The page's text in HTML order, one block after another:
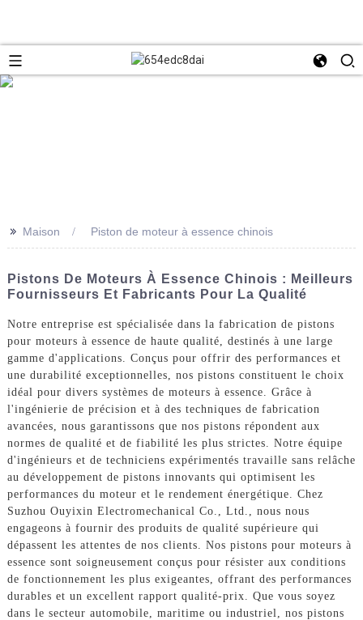
>> Maison Piston de moteur à essence chinois
Pistons De Moteurs À Essence Chinois : Meilleurs
Fournisseurs Et Fabricants Pour La Qualité
Notre entreprise est spécialisée dans la fabrication de pistons
pour moteurs à essence de haute qualité, destinés à une large
gamme d'applications. Conçus pour offrir des performances et
une durabilité exceptionnelles, nos pistons constituent le choix
idéal pour divers systèmes de moteurs à essence. Grâce à
l'ingénierie de précision et à des techniques de fabrication
avancées, nous garantissons que nos pistons répondent aux
normes de qualité et de fiabilité les plus strictes. Notre équipe
d'ingénieurs et de techniciens expérimentés travaille sans relâche
au développement de pistons innovants qui optimisent les
performances du moteur et le rendement énergétique. Chez
Suzhou Ouyixin Electromechanical Co., Ltd., nous nous
engageons à fournir des produits de qualité supérieure qui
dépassent les attentes de nos clients. Nos pistons pour moteurs à
essence sont soigneusement conçus pour résister aux conditions
de fonctionnement les plus exigeantes, offrant des performances
durables et un excellent rapport qualité-prix. Que vous soyez
dans le secteur automobile, maritime ou industriel, nos pistons